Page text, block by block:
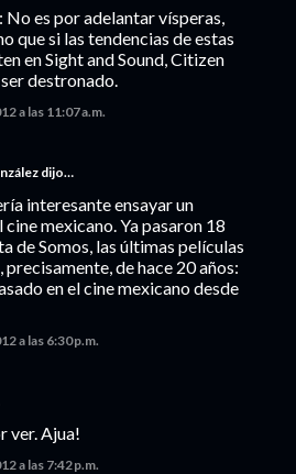
No es por adelantar vísperas,
que si las tendencias de estas
en Sight and Sound, Citizen
destronado.
a las 11:07 a.m.
dijo…
interesante ensayar un
mexicano. Ya pasaron 18
de Somos, las últimas películas
precisamente, de hace 20 años:
en el cine mexicano desde
a las 6:30 p.m.
ver. Ajua!
a las 7:42 p.m.